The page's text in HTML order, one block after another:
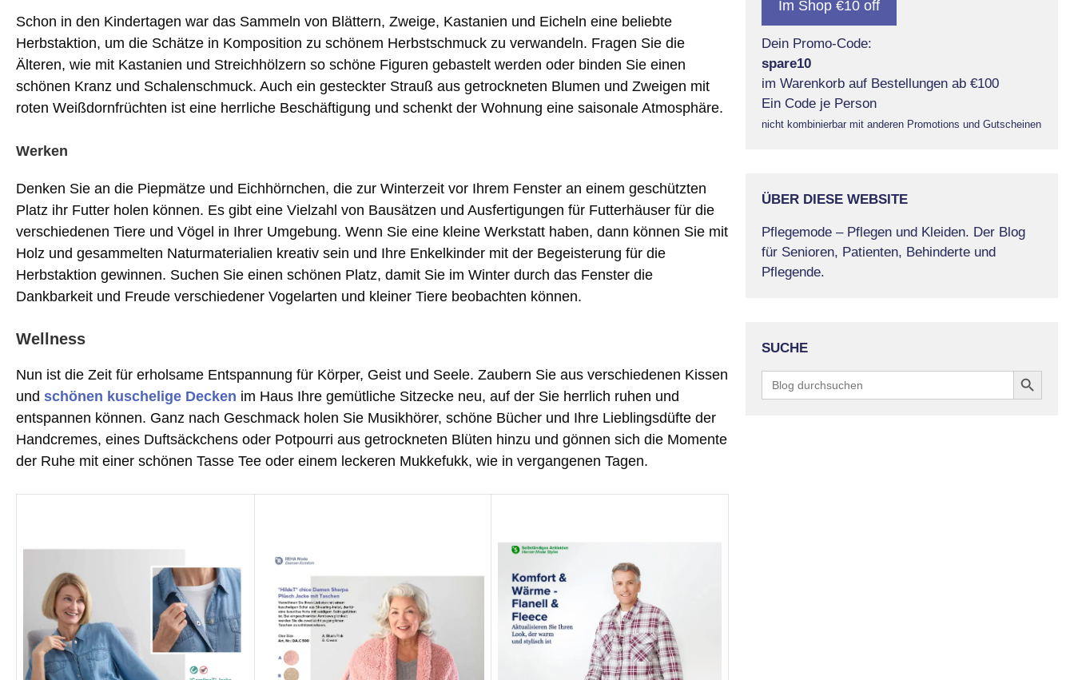
Schon in den Kindertagen war das Sammeln von Blättern, Zweige, Kastanien und Eicheln eine beliebte
Herbstaktion, um die Schätze in Komposition zu schönem Herbstschmuck zu verwandeln. Fragen Sie die
Älteren, wie mit Kastanien und Streichhölzern so schöne Figuren gebastelt werden oder binden Sie einen
schönen Kranz und Schalenschmuck. Auch ein gesteckter Strauß aus getrockneten Blumen und Zweigen mit
roten Weißdornfrüchten ist eine herrliche Beschäftigung und schenkt der Wohnung eine saisonale Atmosphäre.
Werken
Denken Sie an die Piepmätze und Eichhörnchen, die zur Winterzeit vor Ihrem Fenster an einem geschützten
Platz ihr Futter holen können. Es gibt eine Vielzahl von Bausätzen und Ausfertigungen für Futterhäuser für die
verschiedenen Tiere und Vögel in Ihrer Umgebung. Wenn Sie eine kleine Werkstatt haben, dann können Sie mit
Holz und gesammelten Naturmaterialien kreativ sein und Ihre Enkelkinder mit der Begeisterung für die
Herbstaktion gewinnen. Suchen Sie einen schönen Platz, damit Sie im Winter durch das Fenster die
Dankbarkeit und Freude verschiedener Vogelarten und kleiner Tiere beobachten können.
Wellness
Nun ist die Zeit für erholsame Entspannung für Körper, Geist und Seele. Zaubern Sie aus verschiedenen Kissen
und schönen kuschelige Decken im Haus Ihre gemütliche Sitzecke neu, auf der Sie herrlich ruhen und
entspannen können. Ganz nach Geschmack holen Sie Musikhörer, schöne Bücher und Ihre Lieblingsdüfte der
Handcremes, eines Duftsäckchens oder Potpourri aus getrockneten Blüten hinzu und gönnen sich die Momente
der Ruhe mit einer schönen Tasse Tee oder einem leckeren Mukkefukk, wie in vergangenen Tagen.
Im Shop €10 off
Dein Promo-Code:
spare10
im Warenkorb auf Bestellungen ab €100
Ein Code je Person
nicht kombinierbar mit anderen Promotions und Gutscheinen
ÜBER DIESE WEBSITE
Pflegemode – Pflegen und Kleiden. Der Blog
für Senioren, Patienten, Behinderte und
Pflegende.
SUCHE
Search
for:
Search Button